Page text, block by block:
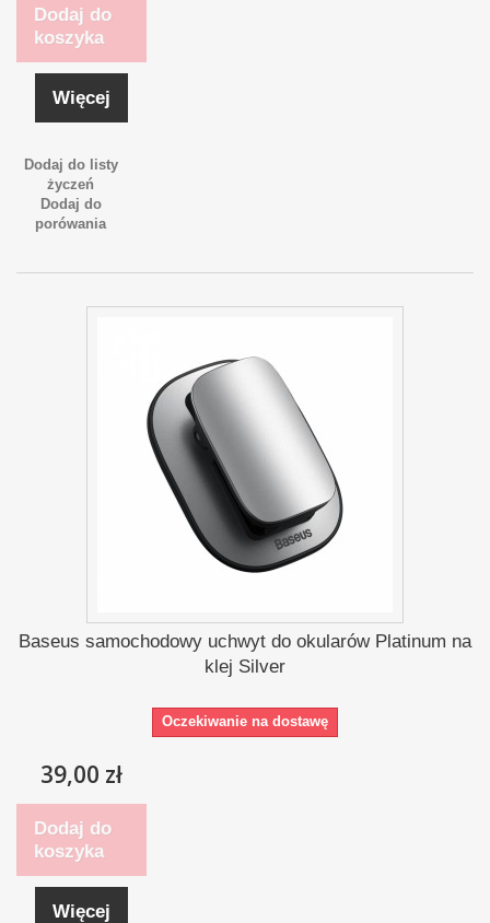
Dodaj do
koszyka
Więcej
Dodaj do listy
życzeń
Dodaj do
porówania
Baseus samochodowy uchwyt do okularów Platinum na
klej Silver
Oczekiwanie na dostawę
39,00 zł
Dodaj do
koszyka
Więcej